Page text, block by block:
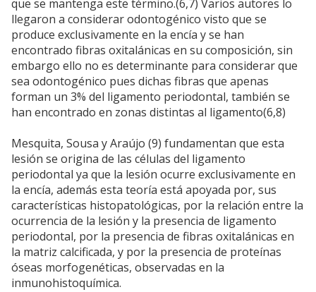
que se mantenga este término.(6,7) Varios autores lo
llegaron a considerar odontogénico visto que se
produce exclusivamente en la encía y se han
encontrado fibras oxitalánicas en su composición, sin
embargo ello no es determinante para considerar que
sea odontogénico pues dichas fibras que apenas
forman un 3% del ligamento periodontal, también se
han encontrado en zonas distintas al ligamento(6,8)
Mesquita, Sousa y Araújo (9) fundamentan que esta
lesión se origina de las células del ligamento
periodontal ya que la lesión ocurre exclusivamente en
la encía, además esta teoría está apoyada por, sus
características histopatológicas, por la relación entre la
ocurrencia de la lesión y la presencia de ligamento
periodontal, por la presencia de fibras oxitalánicas en
la matriz calcificada, y por la presencia de proteínas
óseas morfogenéticas, observadas en la
inmunohistoquímica.